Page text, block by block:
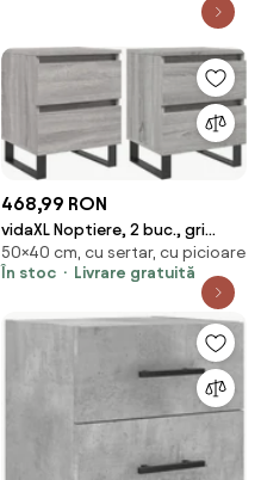
468,99 RON
vidaXL Noptiere, 2 buc., gri
sonoma, 40x35x50 cm, lemn
compozit
50×40 cm, cu sertar, cu picioare
În stoc
Livrare gratuită